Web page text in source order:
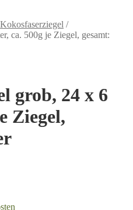
Kokosfaserziegel /
ca. 500g je Ziegel, gesamt:
grob, 24 x 6
Ziegel,